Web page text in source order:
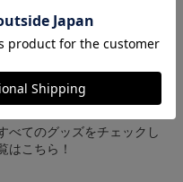
目！タオルマフラーは応援
べてのグッズをチェックし
はこちら！